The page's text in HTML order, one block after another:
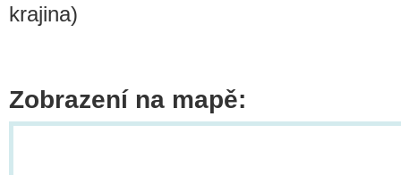
krajina)
Zobrazení na mapě: